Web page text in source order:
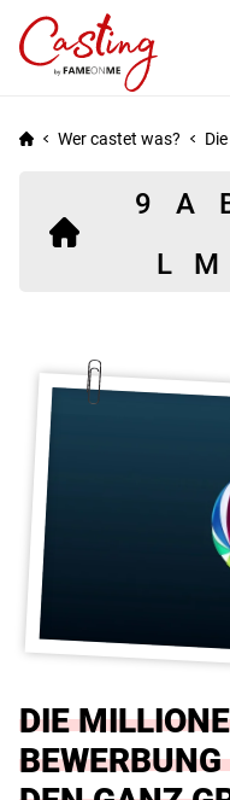
Wer castet was?
Einträge
9 A
L
M
DIE